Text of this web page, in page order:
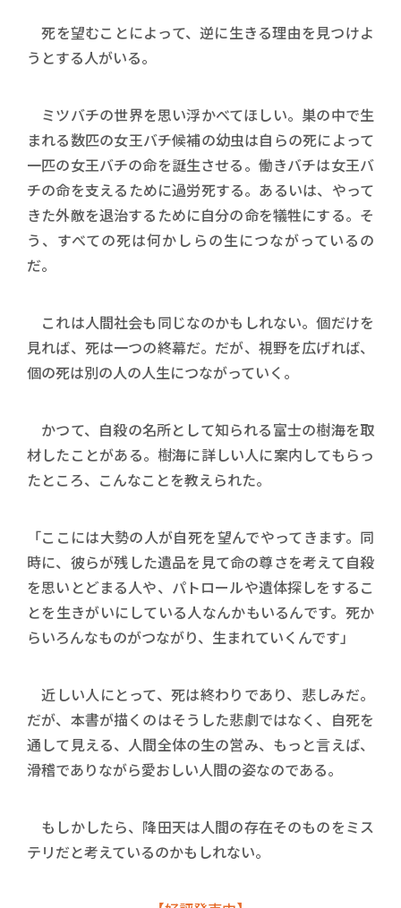
死を望むことによって、逆に生きる理由を見つけよ
うとする人がいる。
ミツバチの世界を思い浮かべてほしい。巣の中で生
まれる数匹の女王バチ候補の幼虫は自らの死によって
一匹の女王バチの命を誕生させる。働きバチは女王バ
チの命を支えるために過労死する。あるいは、やって
きた外敵を退治するために自分の命を犠牲にする。そ
う、すべての死は何かしらの生につながっているの
だ。
これは人間社会も同じなのかもしれない。個だけを
見れば、死は一つの終幕だ。だが、視野を広げれば、
個の死は別の人の人生につながっていく。
かつて、自殺の名所として知られる富士の樹海を取
材したことがある。樹海に詳しい人に案内してもらっ
たところ、こんなことを教えられた。
「ここには大勢の人が自死を望んでやってきます。同
時に、彼らが残した遺品を見て命の尊さを考えて自殺
を思いとどまる人や、パトロールや遺体探しをするこ
とを生きがいにしている人なんかもいるんです。死か
らいろんなものがつながり、生まれていくんです」
近しい人にとって、死は終わりであり、悲しみだ。
だが、本書が描くのはそうした悲劇ではなく、自死を
通して見える、人間全体の生の営み、もっと言えば、
滑稽でありながら愛おしい人間の姿なのである。
もしかしたら、降田天は人間の存在そのものをミス
テリだと考えているのかもしれない。